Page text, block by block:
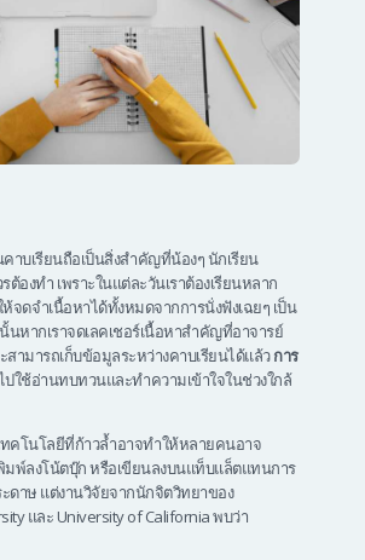
คาบเรียนถือเป็นสิ่งสำคัญที่น้องๆ นักเรียน
องทำ เพราะในแต่ละวันเราต้องเรียนหลาก
จดจำเนื้อหาได้ทั้งหมดจากการนั่งฟังเฉยๆ เป็น
นหากเราจดเลคเชอร์เนื้อหาสำคัญที่อาจารย์
ามารถเก็บข้อมูลระหว่างคาบเรียนได้แล้วการ
ปใช้อ่านทบทวนและทำความเข้าใจในช่วงใกล้
คโนโลยีที่ก้าวล้ำอาจทำให้หลายคนอาจ
มพ์ลงโน้ตบุ๊ก หรือเขียนลงบนแท็บแล็ตแทนการ
ดาษ แต่งานวิจัยจากนักจิตวิทยาของ
และ University of California พบว่า